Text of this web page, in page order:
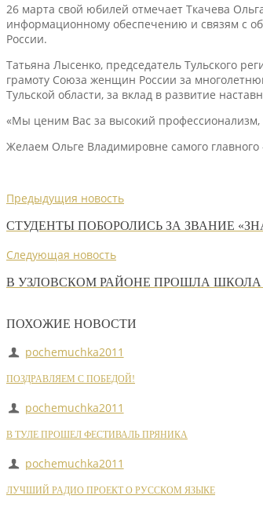
26 марта свой юбилей отмечает Ткачева
информационному обеспечению и связям с
России.
Татьяна Лысенко, председатель Тульского
грамоту Союза женщин России за
Тульской области, за вклад в развитие
«Мы ценим Вас за высокий
Желаем Ольге Владимировне самого
Предыдущия новость
СТУДЕНТЫ ПОБОРОЛИСЬ ЗА ЗВАНИЕ
Следующая новость
В УЗЛОВСКОМ РАЙОНЕ ПРОШЛА
ПОХОЖИЕ НОВОСТИ
pochemuchka2011
ПОЗДРАВЛЯЕМ С ПОБЕДОЙ!
pochemuchka2011
В ТУЛЕ ПРОШЕЛ ФЕСТИВАЛЬ ПРЯНИКА
pochemuchka2011
ЛУЧШИЙ РАДИО ПРОЕКТ О РУССКОМ ЯЗЫКЕ